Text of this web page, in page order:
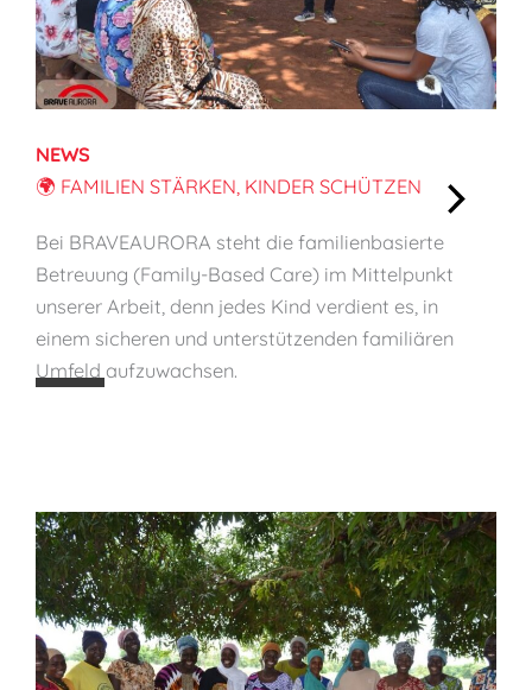
NEWS
🌍 FAMILIEN STÄRKEN, KINDER SCHÜTZEN
n
s
t
ä
r
k
Bei BRAVEAURORA steht die familienbasierte
Betreuung (Family-Based Care) im Mittelpunkt
unserer Arbeit, denn jedes Kind verdient es, in
einem sicheren und unterstützenden familiären
Umfeld aufzuwachsen.